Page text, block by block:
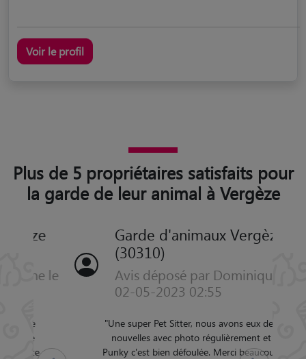
Voir le profil
Plus de 5 propriétaires satisfaits pour
la garde de leur animal à Vergèze
Garde d'animaux Vergèze
(30310)
Avis déposé par Dominique le
02-05-2023 02:55
Une super Pet Sitter, nous avons eux des
nouvelles avec photo régulièrement et
Punky c'est bien défoulée. Merci beaucoup
Précédent Suivant